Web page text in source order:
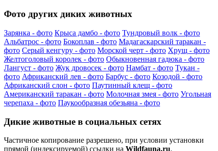
Фото других диких животных
Зарянка - фото Крыса дамбо - фото Тундровый волк - фото
Альбатрос - фото Бокоплав - фото Мадагаскарский таракан -
фото Серый кенгуру - фото Морской черт - фото Хрущ - фото
Желтоголовый королек - фото Обыкновенная гадюка - фото
Лангуст - фото Жук дровосек - фото Намбат - фото Тукан -
фото Африканский лев - фото Барбус - фото Козодой - фото
Африканский слон - фото Паутинный клещ - фото
Американский таракан - фото Молочная змея - фото Угольная
черепаха - фото Паукообразная обезьяна - фото
Дикие животные в социальных сетях
Частичное копирование разрешено, при условии установки
прямой (индексируемой) ссылки на Wildfauna.ru.